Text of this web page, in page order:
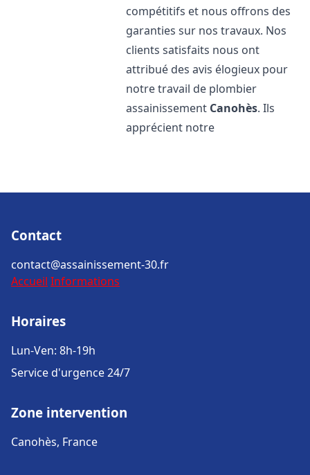
compétitifs et nous offrons des
garanties sur nos travaux. Nos
clients satisfaits nous ont
attribué des avis élogieux pour
notre travail de plombier
assainissement Canohès. Ils
apprécient notre
Contact
contact@assainissement-30.fr
Accueil Informations
Horaires
Lun-Ven: 8h-19h
Service d'urgence 24/7
Zone intervention
Canohès, France